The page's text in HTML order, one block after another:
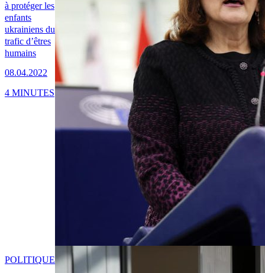
à protéger les
enfants
ukrainiens du
trafic d’êtres
humains
08.04.2022
4 MINUTES
POLITIQUE